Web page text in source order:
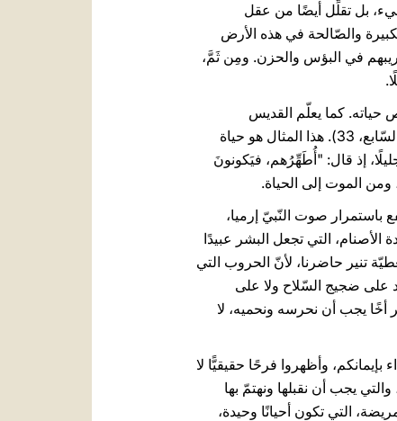
بل تقلِّل أيضًا من عقل
والصّالحة في هذه الأرض
في البؤس والحزن. ومِن ثَمَّ،
حياته. كما يعلّم القديس
، الجزء السّابع، 33). هذا المثال هو حياة
إذ قال: "أُطَهِّرُهم، فيَكونونَ
باستمرار صوت النّبيّ إرميا،
وأُفَرِّحُهم بَعدَ غَمِّهم" (إرميا 31، 13). التّطهير من عبادة الأصنام، التي تجعل البشر عبيدًا
تنير حاضرنا، لأنّ الحروب التي
على ضجيج السّلاح ولا على
يجب أن نحرسه ونحميه، لا
وأظهروا فرحًا حقيقيًّا لا
يجب أن نقبلها ونهتمّ بها
التي تكون أحيانًا وحيدة،